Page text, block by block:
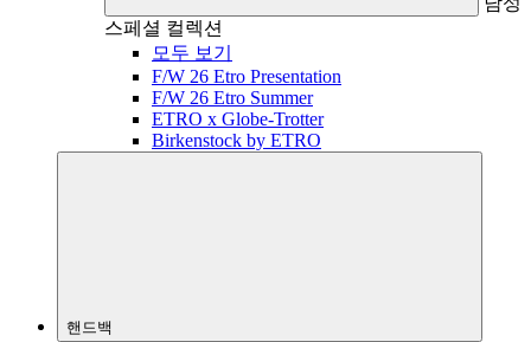
스페셜 컬렉션
모두 보기
F/W 26 Etro Presentation
F/W 26 Etro Summer
ETRO x Globe-Trotter
Birkenstock by ETRO
핸드백